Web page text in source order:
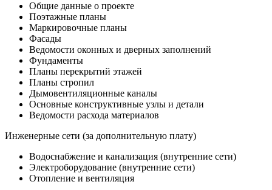
Общие данные о проекте
Поэтажные планы
Маркировочные планы
Фасады
Ведомости оконных и дверных заполнений
Фундаменты
Планы перекрытий этажей
Планы стропил
Дымовентиляционные каналы
Основные конструктивные узлы и детали
Ведомости расхода материалов
Инженерные сети (за дополнительную плату)
Водоснабжение и канализация (внутренние сети)
Электроборудование (внутренние сети)
Отопление и вентиляция